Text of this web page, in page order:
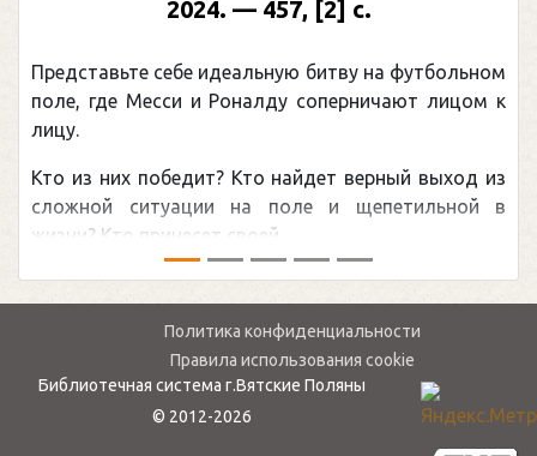
2024. — 457, [2] с.
Представьте себе идеальную битву на футбольном
поле, где Месси и Роналду соперничают лицом к
лицу.
Кто из них победит? Кто найдет верный выход из
сложной ситуации на поле и щепетильной в
жизни? Кто принесет своей ...
Политика конфиденциальности
Правила использования cookie
Библиотечная система г.Вятские Поляны
© 2012-2026